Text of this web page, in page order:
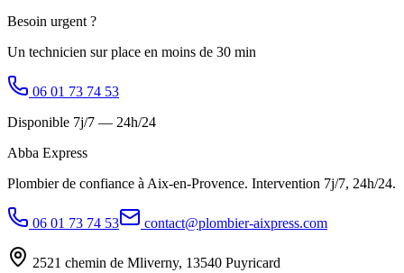
Besoin urgent ?
Un technicien sur place en moins de 30 min
06 01 73 74 53
Disponible 7j/7 — 24h/24
Abba Express
Plombier de confiance à Aix-en-Provence. Intervention 7j/7, 24h/24.
06 01 73 74 53 contact@plombier-aixpress.com
2521 chemin de Mliverny, 13540 Puyricard